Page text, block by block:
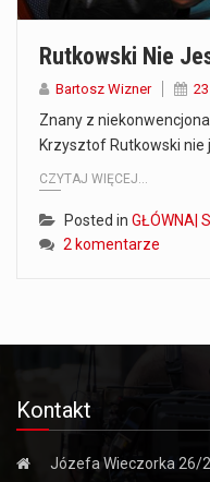
Rutkowski Nie
Bartosz Wizner
Znany z
Krzysztof Rutkowski nie
CZYTAJ WIĘCEJ...
Posted in GŁÓWNA|
2 komentarze
Kontakt
Józefa Wieczorka 26/